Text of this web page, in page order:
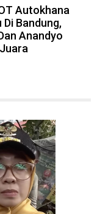
Autokhana
Di Bandung,
Anandyo